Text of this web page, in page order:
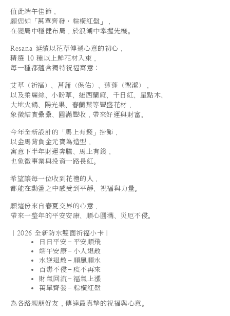
值此端午佳節，
願您如「萬單齊發・粽橫紅盤」，
在變局中穩健布局，於浪潮中掌握先機。
Resana 延續以花草傳遞心意的初心，
精選 10 種以上鮮花材入束，
每一種都蘊含獨特祝福寓意：
艾草（祈福）、菖蒲（保佑）、蓮蓬（聖潔），
以及柔麗絲、小盼草、紐西蘭麻、千日紅、星點木、
大地火鶴、陽光果、春蘭葉等豐盛花材，
象徵結實纍纍、圓滿豐收，帶來好運與財富。
今年全新設計的「馬上有錢」掛飾，
以金馬背負金元寶為造型，
寓意下半年財運奔騰、馬上有錢，
也象徵事業與投資一路長紅。
希望讓每一位收到花禮的人，
都能在動盪之中感受到平靜、祝福與力量。
願這份來自春夏交界的心意，
帶來一整年的平安安康、順心圓滿、災厄不侵。
｜2026 全新防水雙面祈福小卡｜
日日平安－平安順飛
端午安康－小人退散
水逆退散－順風順水
百毒不侵－疫不再來
財氣回流－福氣上漲
萬單齊發－粽橫紅盤
為各路親朋好友，傳達最真摯的祝福與心意。